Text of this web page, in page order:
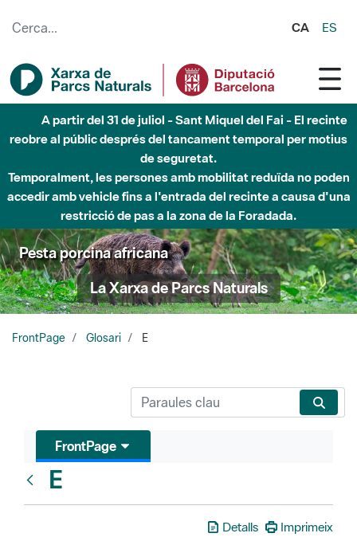
CA ES
A partir del 31 de juliol - Sant Miquel del Fai - El recinte
reobre al públic després del tancament temporal per motius
de seguretat.
Temporalment, les persones amb mobilitat reduïda no poden
accedir amb vehicle fins a l'entrada del recinte a causa d'una
restricció de pas a la zona de la Foradada.
Pesta porcina africana
La Xarxa de Parcs Naturals
FrontPage Glosari E
FrontPage
E
Detalls Imprimeix